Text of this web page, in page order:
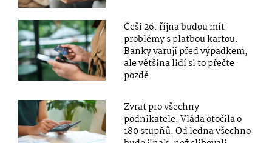
Češi 26. října budou mít
problémy s platbou kartou.
Banky varují před výpadkem,
ale většina lidí si to přečte
pozdě
Zvrat pro všechny
podnikatele: Vláda otočila o
180 stupňů. Od ledna všechno